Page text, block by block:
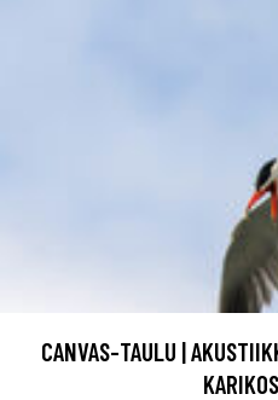
CANVAS-TAULU |